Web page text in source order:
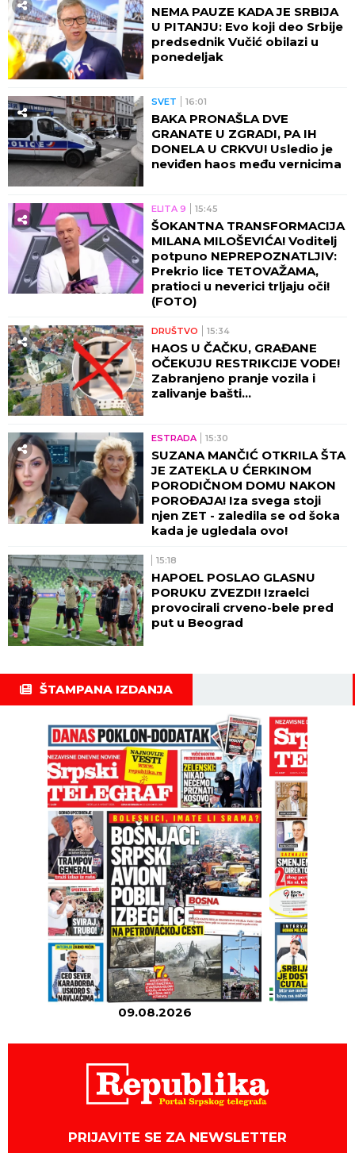
NEMA PAUZE KADA JE SRBIJA
U PITANJU: Evo koji deo Srbije
predsednik Vučić obilazi u
ponedeljak
SVET 16:01
BAKA PRONAŠLA DVE
GRANATE U ZGRADI, PA IH
DONELA U CRKVU! Usledio je
neviđen haos među vernicima
ELITA 9 15:45
ŠOKANTNA TRANSFORMACIJA
MILANA MILOŠEVIĆA! Voditelj
potpuno NEPREPOZNATLJIV:
Prekrio lice TETOVAŽAMA,
pratioci u neverici trljaju oči!
(FOTO)
DRUŠTVO 15:34
HAOS U ČAČKU, GRAĐANE
OČEKUJU RESTRIKCIJE VODE!
Zabranjeno pranje vozila i
zalivanje bašti...
ESTRADA 15:30
SUZANA MANČIĆ OTKRILA ŠTA
JE ZATEKLA U ĆERKINOM
PORODIČNOM DOMU NAKON
POROĐAJA! Iza svega stoji
njen ZET - zaledila se od šoka
kada je ugledala ovo!
15:18
HAPOEL POSLAO GLASNU
PORUKU ZVEZDI! Izraelci
provocirali crveno-bele pred
put u Beograd
ŠTAMPANA IZDANJA
09.08.2026
PRIJAVITE SE ZA NEWSLETTER